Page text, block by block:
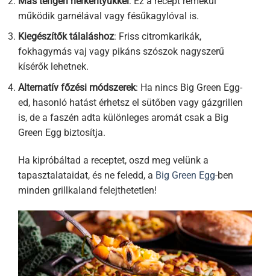
működik garnélával vagy fésűkagylóval is.
Kiegészítők tálaláshoz: Friss citromkarikák,
fokhagymás vaj vagy pikáns szószok nagyszerű
kísérők lehetnek.
Alternatív főzési módszerek: Ha nincs Big Green Egg-
ed, hasonló hatást érhetsz el sütőben vagy gázgrillen
is, de a faszén adta különleges aromát csak a Big
Green Egg biztosítja.
Ha kipróbáltad a receptet, oszd meg velünk a
tapasztalataidat, és ne feledd, a Big Green Egg-ben
minden grillkaland felejthetetlen!